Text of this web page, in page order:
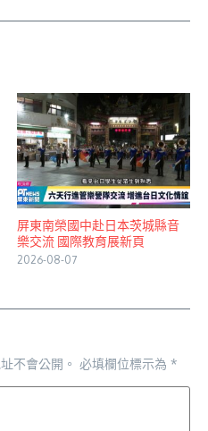
屏東南榮國中赴日本茨城縣音
樂交流 國際教育展新頁
2026-08-07
不會公開。 必填欄位標示為 *